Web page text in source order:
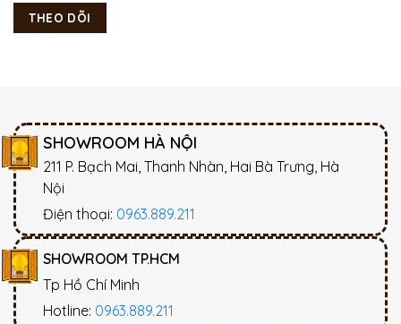
THEO DÕI
SHOWROOM HÀ NỘI
211 P. Bạch Mai, Thanh Nhàn, Hai Bà Trưng, Hà
Nội
Điện thoại: 0963.889.211
SHOWROOM TP.HCM
Tp Hồ Chí Minh
Hotline: 0963.889.211